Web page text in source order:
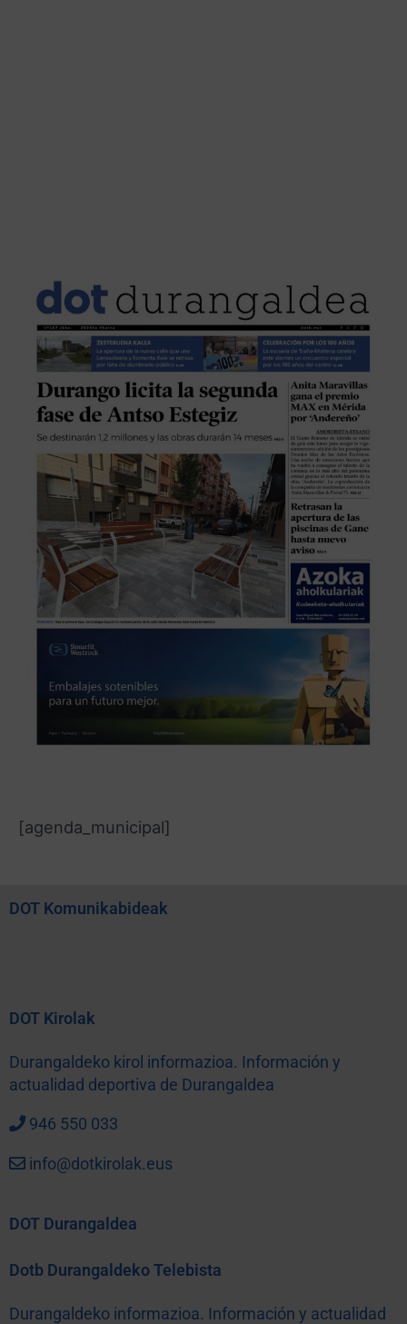
[agenda_municipal]
DOT Komunikabideak
DOT Kirolak
Durangaldeko kirol informazioa. Información y
actualidad deportiva de Durangaldea
946 550 033
info@dotkirolak.eus
DOT Durangaldea
Dotb Durangaldeko Telebista
Durangaldeko informazioa. Información y actualidad